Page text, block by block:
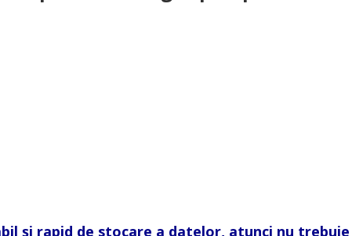
şi rapid de stocare a datelor, atunci nu trebuie